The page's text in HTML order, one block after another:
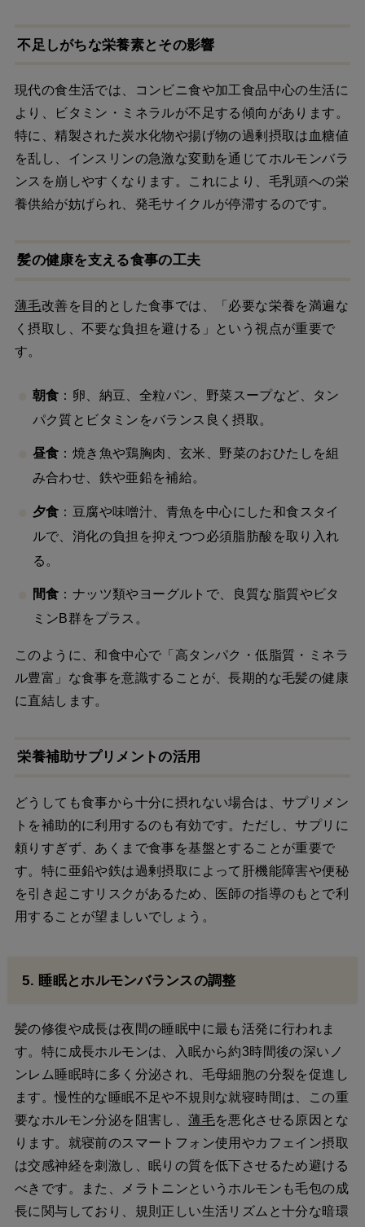
不足しがちな栄養素とその影響
現代の食生活では、コンビニ食や加工食品中心の生活に
より、ビタミン・ミネラルが不足する傾向があります。
特に、精製された炭水化物や揚げ物の過剰摂取は血糖値
を乱し、インスリンの急激な変動を通じてホルモンバラ
ンスを崩しやすくなります。これにより、毛乳頭への栄
養供給が妨げられ、発毛サイクルが停滞するのです。
髪の健康を支える食事の工夫
薄毛改善を目的とした食事では、「必要な栄養を満遍な
く摂取し、不要な負担を避ける」という視点が重要で
す。
朝食 ：卵、納豆、全粒パン、野菜スープなど、タン
パク質とビタミンをバランス良く摂取。
昼食 ：焼き魚や鶏胸肉、玄米、野菜のおひたしを組
み合わせ、鉄や亜鉛を補給。
夕食 ：豆腐や味噌汁、青魚を中心にした和食スタイ
ルで、消化の負担を抑えつつ必須脂肪酸を取り入れ
る。
間食 ：ナッツ類やヨーグルトで、良質な脂質やビタ
ミンB群をプラス。
このように、和食中心で「高タンパク・低脂質・ミネラ
ル豊富」な食事を意識することが、長期的な毛髪の健康
に直結します。
栄養補助サプリメントの活用
どうしても食事から十分に摂れない場合は、サプリメン
トを補助的に利用するのも有効です。ただし、サプリに
頼りすぎず、あくまで食事を基盤とすることが重要で
す。特に亜鉛や鉄は過剰摂取によって肝機能障害や便秘
を引き起こすリスクがあるため、医師の指導のもとで利
用することが望ましいでしょう。
5. 睡眠とホルモンバランスの調整
髪の修復や成長は夜間の睡眠中に最も活発に行われま
す。特に成長ホルモンは、入眠から約3時間後の深いノ
ンレム睡眠時に多く分泌され、毛母細胞の分裂を促進し
ます。慢性的な睡眠不足や不規則な就寝時間は、この重
要なホルモン分泌を阻害し、薄毛を悪化させる原因とな
ります。就寝前のスマートフォン使用やカフェイン摂取
は交感神経を刺激し、眠りの質を低下させるため避ける
べきです。また、メラトニンというホルモンも毛包の成
長に関与しており、規則正しい生活リズムと十分な暗環